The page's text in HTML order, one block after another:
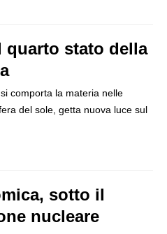
quarto stato della
comporta la materia nelle
del sole, getta nuova luce sul
sotto il
nucleare